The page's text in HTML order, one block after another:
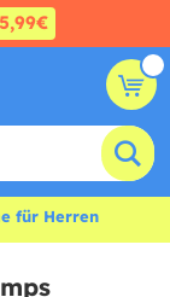
5,99€
für Herren